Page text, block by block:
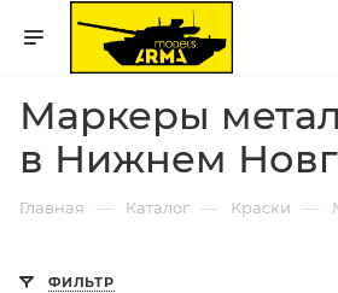
Маркеры
в Нижнем
Главная — Каталог — Краски —
ФИЛЬТР